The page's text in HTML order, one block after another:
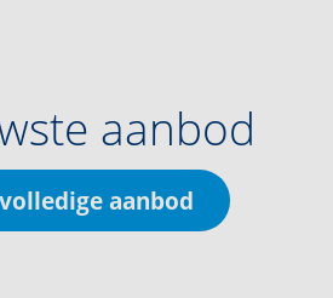
aanbod
aanbod